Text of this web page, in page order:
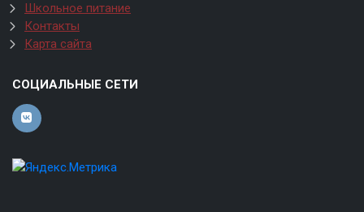
Школьное питание
Контакты
Карта сайта
СОЦИАЛЬНЫЕ СЕТИ